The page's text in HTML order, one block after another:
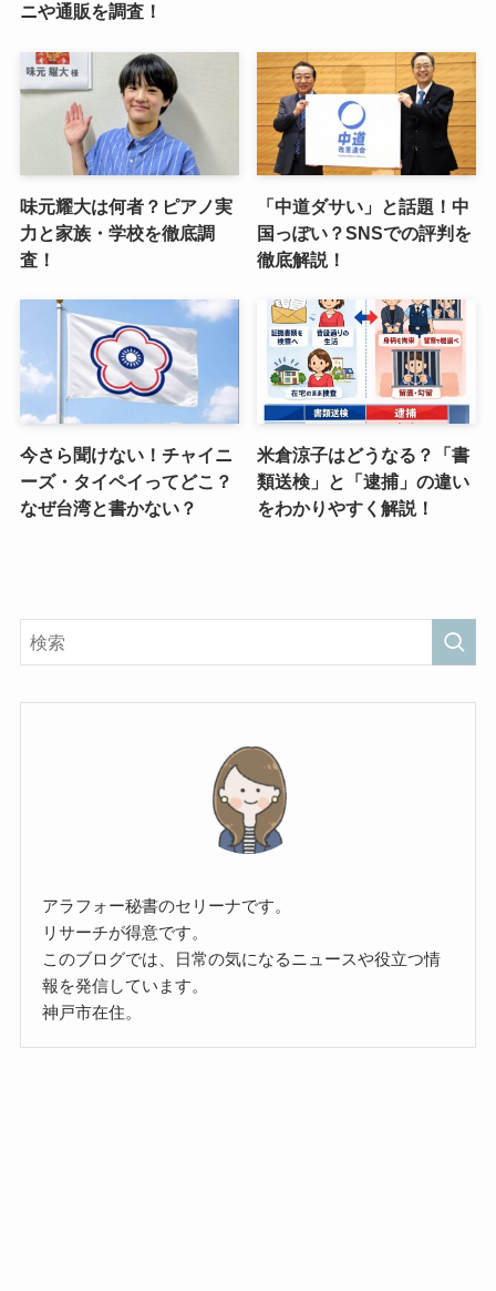
ニや通販を調査！
味元耀大は何者？ピアノ実
力と家族・学校を徹底調
査！
「中道ダサい」と話題！中
国っぽい？SNSでの評判を
徹底解説！
今さら聞けない！チャイニ
ーズ・タイペイってどこ？
なぜ台湾と書かない？
米倉涼子はどうなる？「書
類送検」と「逮捕」の違い
をわかりやすく解説！
アラフォー秘書のセリーナです。
リサーチが得意です。
このブログでは、日常の気になるニュースや役立つ情
報を発信しています。
神戸市在住。